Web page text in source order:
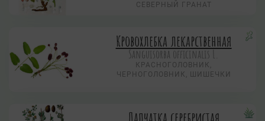
СЕВЕРНЫЙ ГРАНАТ
Кровохлебка лекарственная
Sanguisorba officinalis L.
КРАСНОГОЛОВНИК,
ЧЕРНОГОЛОВНИК, ШИШЕЧКИ